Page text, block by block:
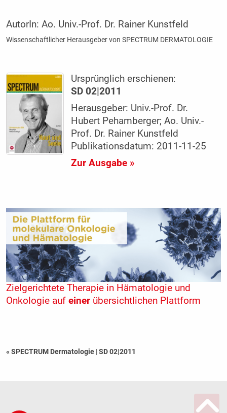
AutorIn: Ao. Univ.-Prof. Dr. Rainer Kunstfeld
Wissenschaftlicher Herausgeber von SPECTRUM DERMATOLOGIE
Ursprünglich erschienen:
SD 02|2011
Herausgeber: Univ.-Prof. Dr.
Hubert Pehamberger; Ao. Univ.-
Prof. Dr. Rainer Kunstfeld
Publikationsdatum: 2011-11-25
Zur Ausgabe »
Zielgerichtete Therapie in Hämatologie und
Onkologie auf einerübersichtlichen Plattform
« SPECTRUM Dermatologie |SD 02|2011